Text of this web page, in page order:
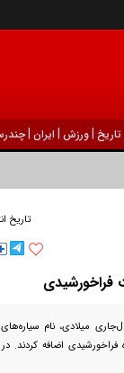
تاریخ |ورزش | ايران |
تاریخ
میلادی، نام
۵ هزار سیاره فراخورشیدی اضافه